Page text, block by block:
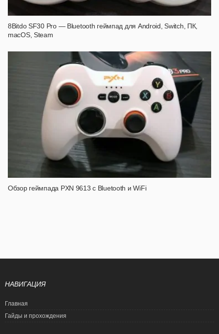
8Bitdo SF30 Pro — Bluetooth геймпад для Android, Switch, ПК,
macOS, Steam
Обзор геймпада PXN 9613 с Bluetooth и WiFi
НАВИГАЦИЯ
Главная
Гайды и прохождения